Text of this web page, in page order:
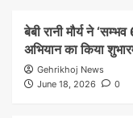
बेबी रानी मौर्य ने
अभियान का किया
Gehrikhoj News
June 18, 2026
0